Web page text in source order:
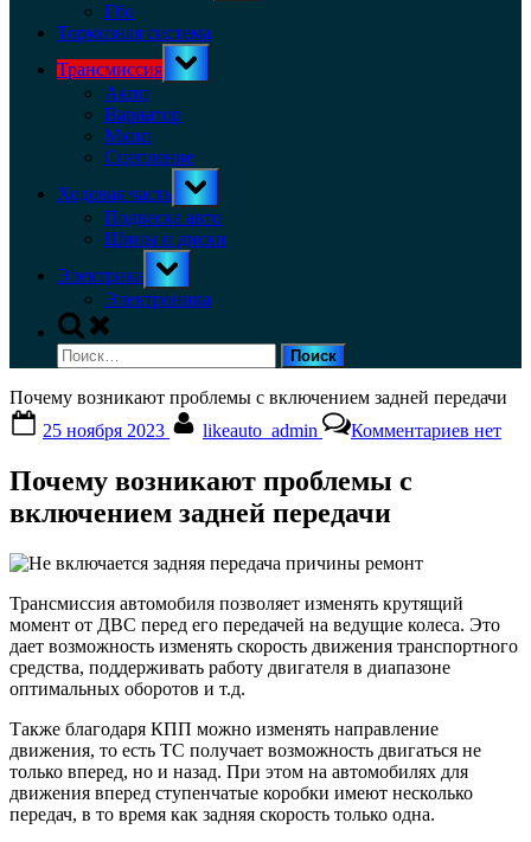
Гбо
Тормозная система
Трансмиссия
Toggle
sub-
Акпп
Вариатор
Мкпп
Сцепление
Ходовая часть
Toggle
sub-
menu
Подвеска авто
Шины и диски
Электрика
Toggle
sub-
menu
Электроника
Toggle
search
form
Найти:
Почему возникают проблемы с включением задней передачи
on
25 ноября 2023 likeauto_admin Комментариевзаписи
нет
Почему возникают проблемы с
включением задней передачи
Трансмиссия автомобиля позволяет изменять крутящий
момент от ДВС перед его передачей на ведущие колеса. Это
дает возможность изменять скорость движения транспортного
средства, поддерживать работу двигателя в диапазоне
оптимальных оборотов и т.д.
Также благодаря КПП можно изменять направление
движения, то есть ТС получает возможность двигаться не
только вперед, но и назад. При этом на автомобилях для
движения вперед ступенчатые коробки имеют несколько
передач, в то время как задняя скорость только одна.